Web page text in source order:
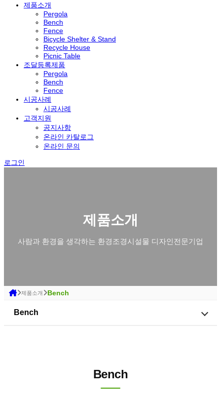
제품소개
Pergola
Bench
Fence
Bicycle Shelter & Stand
Recycle House
Picnic Table
조달등록제품
Pergola
Bench
Fence
시공사례
시공사례
고객지원
공지사항
온라인 카탈로그
온라인 문의
로그인
제품소개
사람과 환경을 생각하는 환경조경시설물 디자인전문기업
제품소개 Bench
Bench
Bench